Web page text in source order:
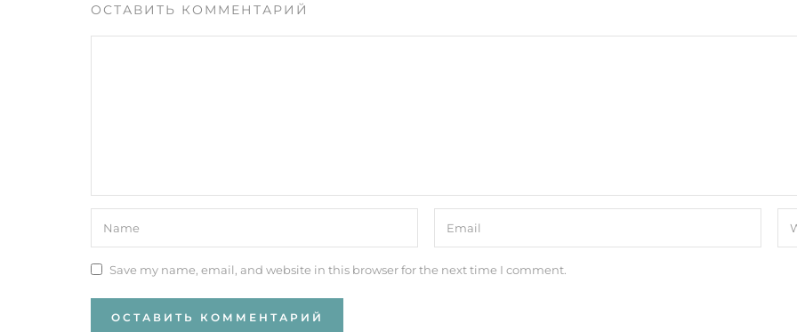
ОСТАВИТЬ КОММЕНТАРИЙ
Save my name, email, and website in this browser for the next time I comment.